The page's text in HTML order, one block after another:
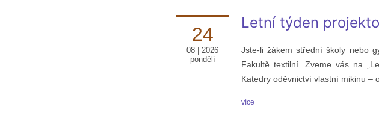
24
08 | 2026
pondělí
Letní týden
Jste-li žákem střední školy nebo
Fakultě textilní. Zveme vás na
Katedry oděvnictví vlastní mikinu –
více